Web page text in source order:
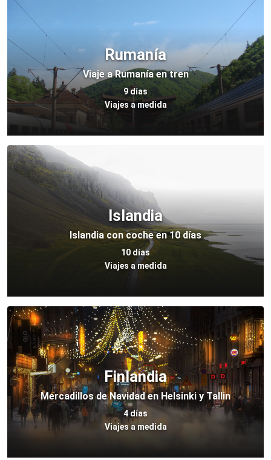
Rumanía
Viaje a Rumanía en tren
9 días
Viajes a medida
Islandia
Islandia con coche en 10 días
10 días
Viajes a medida
Finlandia
Mercadillos de Navidad en Helsinki y Tallin
4 días
Viajes a medida